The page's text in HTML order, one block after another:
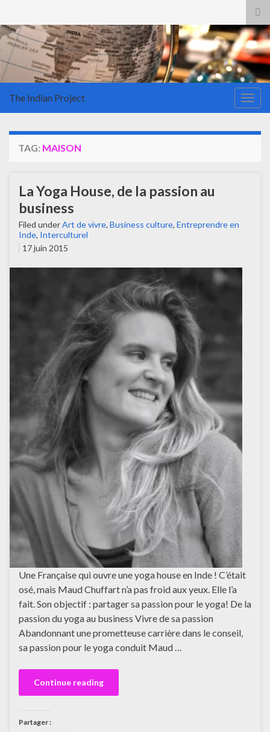
The Indian Project
TAG: MAISON
La Yoga House, de la passion au
business
Filed underArt de vivre, Business culture, Entreprendre en
Inde, Interculturel
17 juin 2015
Une Française qui ouvre une yoga house en Inde ! C’était
osé, mais Maud Chuffart n’a pas froid aux yeux. Elle l’a
fait. Son objectif : partager sa passion pour le yoga! De la
passion du yoga au business Vivre de sa passion
Abandonnant une prometteuse carrière dans le conseil,
sa passion pour le yoga conduit Maud …
Continue reading
Partager :